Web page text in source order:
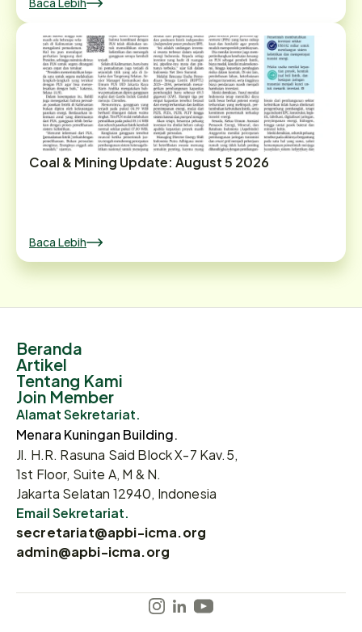
Coal & Mining Update: August 5 2026
Baca Lebih
Beranda
Artikel
Tentang Kami
Join Member
Alamat Sekretariat.
Menara Kuningan Building.
Jl. H.R. Rasuna Said Block X-7 Kav.5,
1st Floor, Suite A, M & N.
Jakarta Selatan 12940, Indonesia
Email Sekretariat.
secretariat@apbi-icma.org
admin@apbi-icma.org